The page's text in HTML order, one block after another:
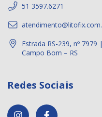
51 3597.6271
Estrada RS-239, nº
Campo Bom – RS
Redes Sociais